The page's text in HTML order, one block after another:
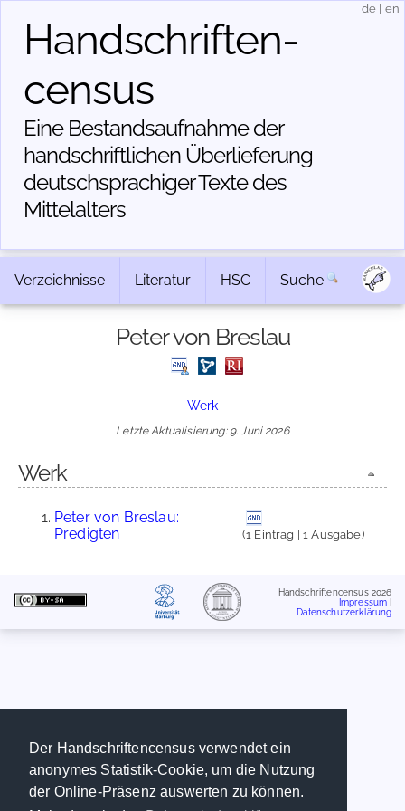
Der Handschriftencensus verwendet ein
anonymes Statistik-Cookie, um die Nutzung
der Online-Präsenz auswerten zu können.
Handschriften­
census
Eine Bestandsaufnahme der
handschriftlichen Über­lieferung
deutschsprachiger Texte des
Mittelalters
de en
Verzeichnisse Literatur HSC Suche
Peter von Breslau
Werk
Letzte Aktualisierung: 9. Juni 2026
Werk
Peter von Breslau:
Predigten
(1 Eintrag | 1 Ausgabe)
Handschriftencensus 2026
Impressum
Datenschutzerklärung